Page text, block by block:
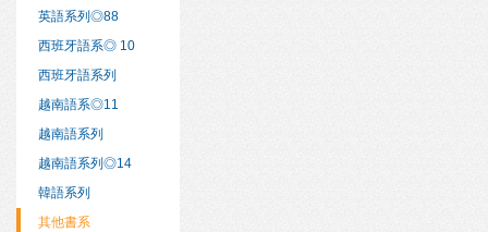
英語系列◎88
西班牙語系◎ 10
西班牙語系列
越南語系◎11
越南語系列
越南語系列◎14
韓語系列
其他書系